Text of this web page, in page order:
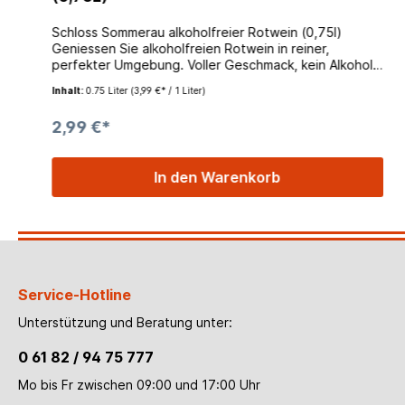
Schloss Sommerau alkoholfreier Rotwein (0,75l)
Geniessen Sie alkoholfreien Rotwein in reiner,
perfekter Umgebung. Voller Geschmack, kein Alkohol.
Inhalt:0.75 Liter (3,99 €* / 1 Liter)
2,99 €*
In den Warenkorb
Service-Hotline
Unterstützung und Beratung unter:
0 61 82 / 94 75 777
Mo bis Fr zwischen 09:00 und 17:00 Uhr